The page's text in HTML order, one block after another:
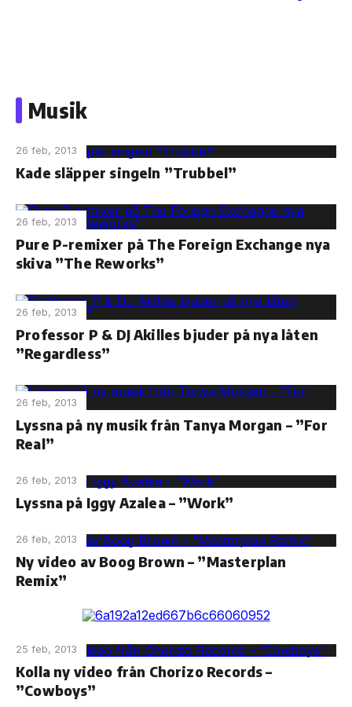
contentMusik
26 feb, 2013
Kade släpper singeln ”Trubbel”
26 feb, 2013
Pure P-remixer på The Foreign Exchange nya
skiva ”The Reworks”
26 feb, 2013
Professor P & DJ Akilles bjuder på nya låten
”Regardless”
26 feb, 2013
Lyssna på ny musik från Tanya Morgan – ”For
Real”
26 feb, 2013
Lyssna på Iggy Azalea – ”Work”
26 feb, 2013
Ny video av Boog Brown – ”Masterplan
Remix”
25 feb, 2013
Kolla ny video från Chorizo Records –
”Cowboys”